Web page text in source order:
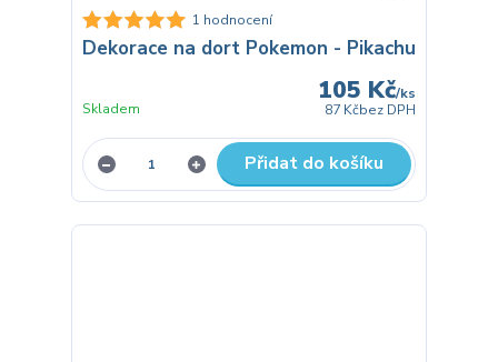
1 hodnocení
Dekorace na dort Pokemon - Pikachu
105 Kč/ks
87 Kčbez DPH
Skladem
Přidat do košíku